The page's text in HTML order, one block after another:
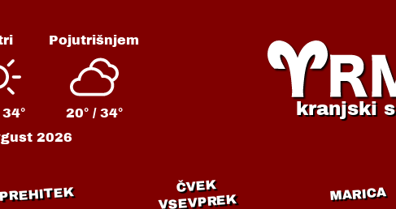
34°
Pojutrišnjem
20° / 34°
2026
kranjski
PREHITEK ČVEK
VSEVPREK MARICA